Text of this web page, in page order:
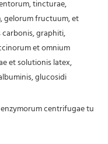
tincturae,
gelorum fructuum, et
graphiti,
et omnium
et solutionis latex,
glucosidi